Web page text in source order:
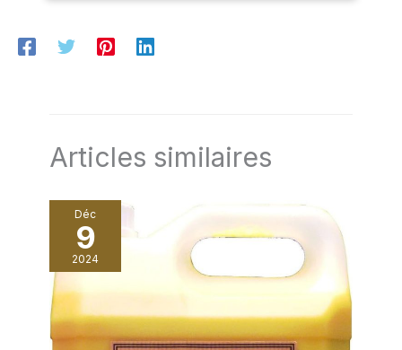
l’emploi local : entreprise familiale depuis 1957. 700 salaries
Articles similaires
Déc
9
2024